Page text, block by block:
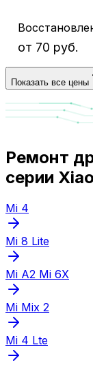
от 70 руб.
Показать все цены
Ремонт
серии
Mi 4
Mi 8 Lite
Mi A2 Mi 6X
Mi Mix 2
Mi 4 Lte